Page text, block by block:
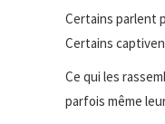
Certains parlent
Certains
Ce qui les
parfois même